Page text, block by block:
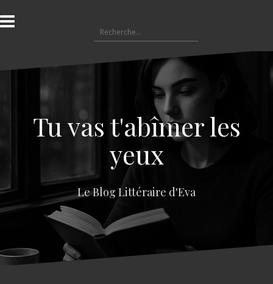
l
a
e
e
Tu vas t'abîmer les
yeux
Le Blog Littéraire d'Eva